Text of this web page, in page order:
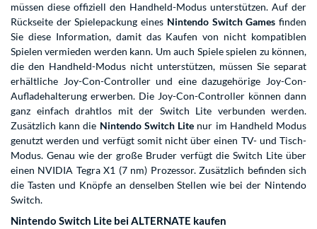
müssen diese offiziell den Handheld-Modus unterstützen. Auf der
Rückseite der Spielepackung eines Nintendo Switch Games finden
Sie diese Information, damit das Kaufen von nicht kompatiblen
Spielen vermieden werden kann. Um auch Spiele spielen zu können,
die den Handheld-Modus nicht unterstützen, müssen Sie separat
erhältliche Joy-Con-Controller und eine dazugehörige Joy-Con-
Aufladehalterung erwerben. Die Joy-Con-Controller können dann
ganz einfach drahtlos mit der Switch Lite verbunden werden.
Zusätzlich kann die Nintendo Switch Lite nur im Handheld Modus
genutzt werden und verfügt somit nicht über einen TV- und Tisch-
Modus. Genau wie der große Bruder verfügt die Switch Lite über
einen NVIDIA Tegra X1 (7 nm) Prozessor. Zusätzlich befinden sich
die Tasten und Knöpfe an denselben Stellen wie bei der Nintendo
Switch.
Nintendo Switch Lite bei ALTERNATE kaufen